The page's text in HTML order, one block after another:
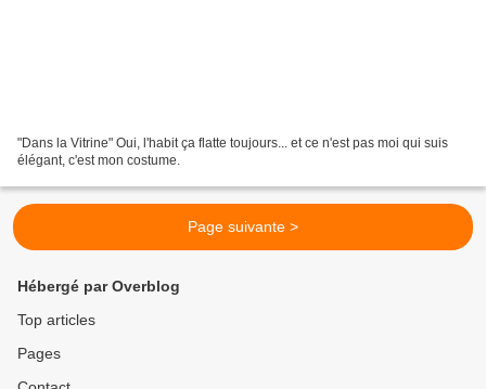
"Dans la Vitrine" Oui, l'habit ça flatte toujours... et ce n'est pas moi qui suis
élégant, c'est mon costume.
Page suivante >
Hébergé par Overblog
Top articles
Pages